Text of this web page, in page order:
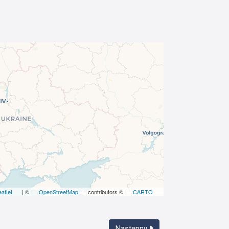
| © OpenStreetMap contributors © CARTO